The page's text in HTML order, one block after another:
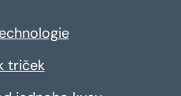
triček